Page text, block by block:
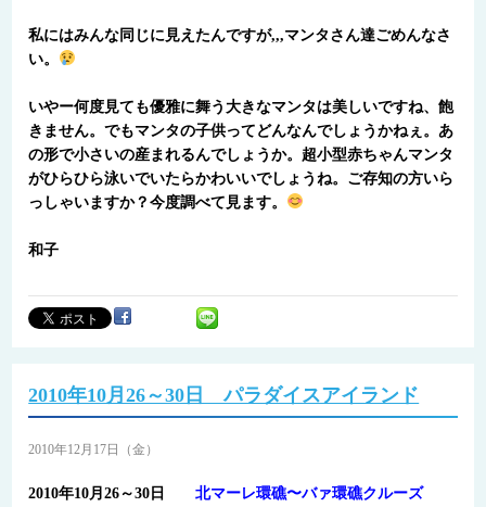
私にはみんな同じに見えたんですが,,,マンタさん達ごめんなさ
い。
いやー何度見ても優雅に舞う大きなマンタは美しいですね、飽
きません。でもマンタの子供ってどんなんでしょうかねぇ。あ
の形で小さいの産まれるんでしょうか。超小型赤ちゃんマンタ
がひらひら泳いでいたらかわいいでしょうね。ご存知の方いら
っしゃいますか？今度調べて見ます。
和子
2010年10月26～30日 パラダイスアイランド
2010年12月17日（金）
2010年10月26～30日北マーレ環礁〜バァ環礁クルーズ